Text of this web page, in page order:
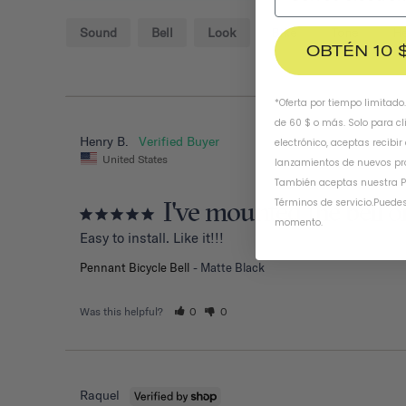
Sound Bell Look Bike
Henry B.
United States
I've mounted the bell
Easy to install. Like it!!!
Pennant Bicycle Bell Matte Black
Was this helpful? 0 0
Raquel
OBTÉN 10
*Oferta por tiempo
de 60 $ o más. Solo para
electrónico, aceptas recibir
lanzamientos de nuevos
También aceptas nuestra
Términos de servicio.
momento.